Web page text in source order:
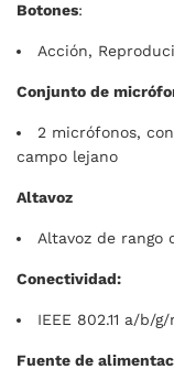
Botones:
Acción,
Conjunto de
2 micrófonos,
campo lejano
Altavoz
Altavoz de rango
Conectividad:
IEEE 802.11 a/b/
Fuente de